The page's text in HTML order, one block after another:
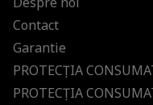
Contact
Garantie
PROTECŢIA
PROTECŢIA